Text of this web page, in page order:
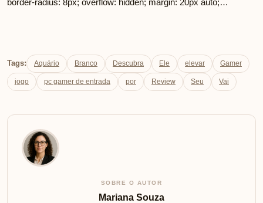
Tags: Aquário Branco Descubra Ele elevar Gamer
jogo pc gamer de entrada por Review Seu Vai
SOBRE O AUTOR
Mariana Souza